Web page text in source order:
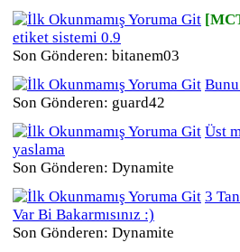
etiket sistemi 0.9
Son Gönderen: bitanem03
Bunu
Son Gönderen: guard42
Üst
yaslama
Son Gönderen: Dynamite
3
Var Bi Bakarmısınız :)
Son Gönderen: Dynamite